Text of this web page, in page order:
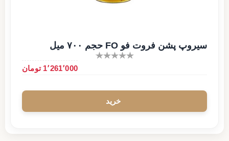
سیروپ پشن فروت فو FO حجم ۷۰۰ میل
1٬261٬000 تومان